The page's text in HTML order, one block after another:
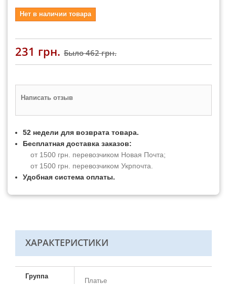
Нет в наличии товара
231 грн. Было462 грн.
Написать отзыв
52 недели для возврата товара.
Бесплатная доставка заказов:
от 1500 грн. перевозчиком Новая Почта;
от 1500 грн. перевозчиком Укрпочта.
Удобная система оплаты.
ХАРАКТЕРИСТИКИ
Группа
Платье